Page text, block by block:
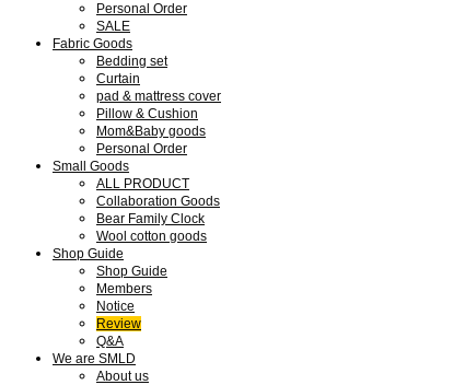
Personal Order
SALE
Fabric Goods
Bedding set
Curtain
pad & mattress cover
Pillow & Cushion
Mom&Baby goods
Personal Order
Small Goods
ALL PRODUCT
Collaboration Goods
Bear Family Clock
Wool cotton goods
Shop Guide
Shop Guide
Members
Notice
Review
Q&A
We are SMLD
About us